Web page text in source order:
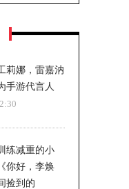
莉娜，雷嘉汭
手游代言人
练减重的小
你好，李焕
捡到的